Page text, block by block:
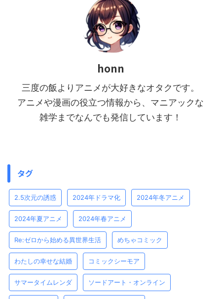
honn
三度の飯よりアニメが大好きなオタクです。
アニメや漫画の役立つ情報から、マニアックな
雑学までなんでも発信しています！
タグ
2.5次元の誘惑 2024年ドラマ化 2024年冬アニメ
2024年夏アニメ 2024年春アニメ
Re:ゼロから始める異世界生活 めちゃコミック
わたしの幸せな結婚 コミックシーモア
サマータイムレンダ ソードアート・オンライン